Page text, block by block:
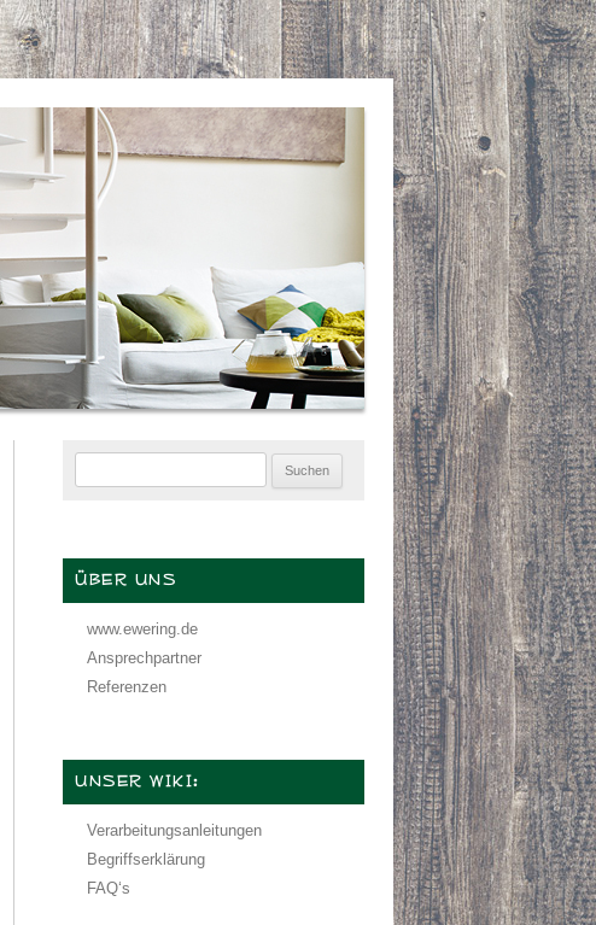
ÜBER UNS
www.ewering.de
Ansprechpartner
Referenzen
UNSER WIKI:
Verarbeitungsanleitungen
Begriffserklärung
FAQ‘s